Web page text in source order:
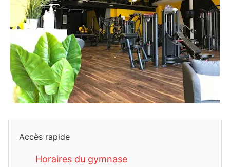
Accès rapide
Horaires du gymnase